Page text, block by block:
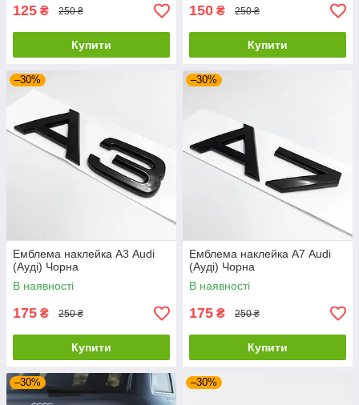
125 ₴ 250 ₴
Купити
150 ₴ 250 ₴
Купити
–30%
Емблема наклейка А3 Audi
(Ауді) Чорна
В наявності
175 ₴ 250 ₴
Купити
–30%
Емблема наклейка А7 Audi
(Ауді) Чорна
В наявності
175 ₴ 250 ₴
Купити
–30% –30%